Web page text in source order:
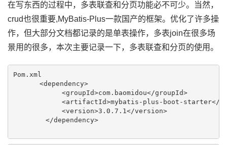
在写东西的过程中，多表联查和分页功能必不可少。当然，
crud也很重要,MyBatis-Plus一款国产的框架。优化了许多操
作，但大部分文档都记录的是单表操作，多表join在很多场
景用的很多，本次主要记录一下，多表联查和分页的使用。
Pom.xml
<dependency>
            <groupId>com.baomidou</groupId>
<artifactId>mybatis-plus-boot-starter</
            <version>3.0.7.1</version>
        </dependency>